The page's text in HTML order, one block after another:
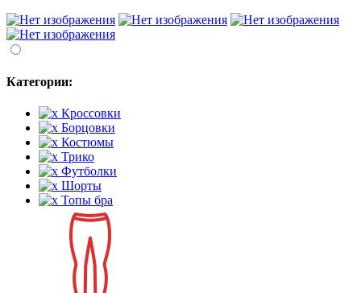
Категории:
Кроссовки
Борцовки
Костюмы
Трико
Футболки
Шорты
Топы бра